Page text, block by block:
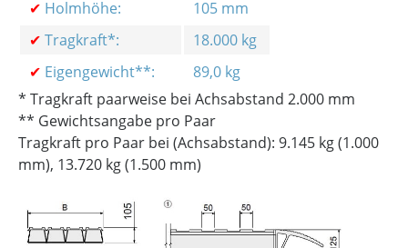
✔ Holmhöhe:
105 mm
✔ Tragkraft*:
18.000 kg
✔ Eigengewicht**:
89,0 kg
* Tragkraft paarweise bei Achsabstand 2.000 mm
** Gewichtsangabe pro Paar
Tragkraft pro Paar bei (Achsabstand): 9.145 kg (1.000
mm), 13.720 kg (1.500 mm)